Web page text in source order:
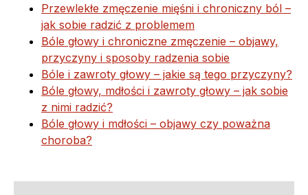
Przewlekłe zmęczenie mięśni i chroniczny ból –
jak sobie radzić z problemem
Bóle głowy i chroniczne zmęczenie – objawy,
przyczyny i sposoby radzenia sobie
Bóle i zawroty głowy – jakie są tego przyczyny?
Bóle głowy, mdłości i zawroty głowy – jak sobie
z nimi radzić?
Bóle głowy i mdłości – objawy czy poważna
choroba?